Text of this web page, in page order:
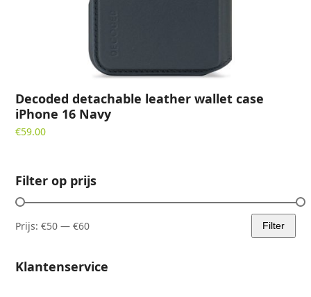
Decoded detachable leather wallet case
iPhone 16 Navy
€59.00
Filter op prijs
Min.
Max.
Filter
Prijs:€50 —€60
Klantenservice